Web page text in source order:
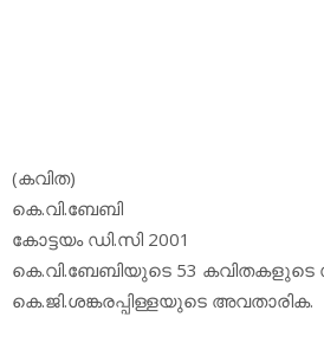
(കവിത)
കെ.വി.ബേബി
കോട്ടയം ഡി.സി 2001
കെ.വി.ബേബിയുടെ 53 കവിതകളുടെ
കെ.ജി.ശങ്കരപ്പിള്ളയുടെ അവതാരിക.